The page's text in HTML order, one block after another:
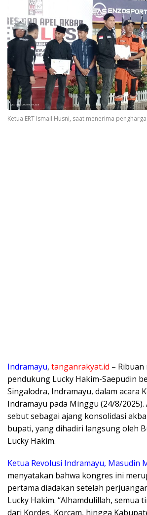
Ketua ERT Ismail Husni, saat menerima
Indramayu, tanganrakyat.id – Ribuan
pendukung Lucky Hakim-Saepudin
Singalodra, Indramayu, dalam acara
Indramayu pada Minggu (24/8/2025).
sebut sebagai ajang konsolidasi
bupati, yang dihadiri langsung oleh
Lucky Hakim.
​Ketua Revolusi Indramayu, Masudin
menyatakan bahwa kongres ini
pertama diadakan setelah
Lucky Hakim. “Alhamdulillah, semua
dari Kordes, Korcam, hingga